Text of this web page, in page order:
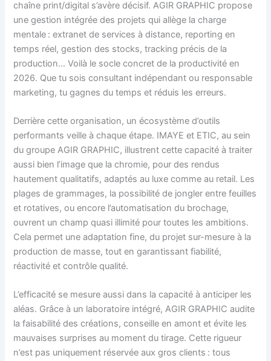
chaîne print/digital s’avère décisif. AGIR GRAPHIC propose
une gestion intégrée des projets qui allège la charge
mentale : extranet de services à distance, reporting en
temps réel, gestion des stocks, tracking précis de la
production… Voilà le socle concret de la productivité en
2026. Que tu sois consultant indépendant ou responsable
marketing, tu gagnes du temps et réduis les erreurs.
Derrière cette organisation, un écosystème d’outils
performants veille à chaque étape. IMAYE et ETIC, au sein
du groupe AGIR GRAPHIC, illustrent cette capacité à traiter
aussi bien l’image que la chromie, pour des rendus
hautement qualitatifs, adaptés au luxe comme au retail. Les
plages de grammages, la possibilité de jongler entre feuilles
et rotatives, ou encore l’automatisation du brochage,
ouvrent un champ quasi illimité pour toutes les ambitions.
Cela permet une adaptation fine, du projet sur-mesure à la
production de masse, tout en garantissant fiabilité,
réactivité et contrôle qualité.
L’efficacité se mesure aussi dans la capacité à anticiper les
aléas. Grâce à un laboratoire intégré, AGIR GRAPHIC audite
la faisabilité des créations, conseille en amont et évite les
mauvaises surprises au moment du tirage. Cette rigueur
n’est pas uniquement réservée aux gros clients : tous